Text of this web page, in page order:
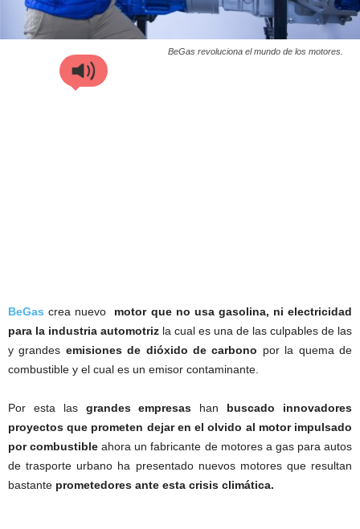
BeGas revoluciona el mundo de los motores.
BeGas crea nuevo motor que no usa gasolina, ni electricidad
para la industria automotriz la cual es una de las culpables de las
y grandes emisiones de dióxido de carbono por la quema de
combustible y el cual es un emisor contaminante.
Por esta las grandes empresas han buscado innovadores
proyectos que prometen dejar en el olvido al motor impulsado
por combustible ahora un fabricante de motores a gas para autos
de trasporte urbano ha presentado nuevos motores que resultan
bastante prometedores ante esta crisis climática.